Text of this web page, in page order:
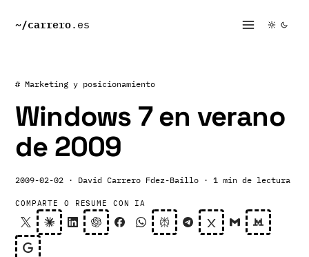
~/carrero.es
# Marketing y posicionamiento
Windows 7 en verano
de 2009
2009-02-02 · David Carrero Fdez-Baillo · 1 min de lectura
COMPARTE O RESUME CON IA